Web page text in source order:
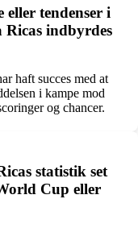
eller tendenser i
Ricas indbyrdes
haft succes med at
i kampe mod
og chancer.
statistik set
Cup eller